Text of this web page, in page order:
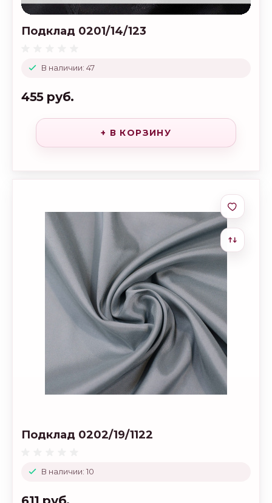
В наличии: 47
Подклад 0201/14/123
455 руб.
+ В КОРЗИНУ
В наличии: 10
Подклад 0202/19/1122